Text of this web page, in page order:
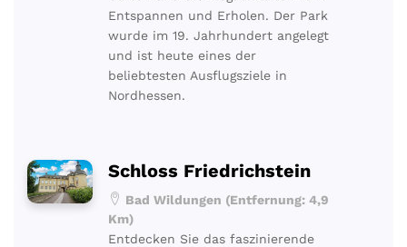
Entspannen und Erholen. Der Park
wurde im 19. Jahrhundert angelegt
und ist heute eines der
beliebtesten Ausflugsziele in
Nordhessen.
Schloss Friedrichstein
Bad Wildungen (Entfernung: 4,9
Km)
Entdecken Sie das faszinierende